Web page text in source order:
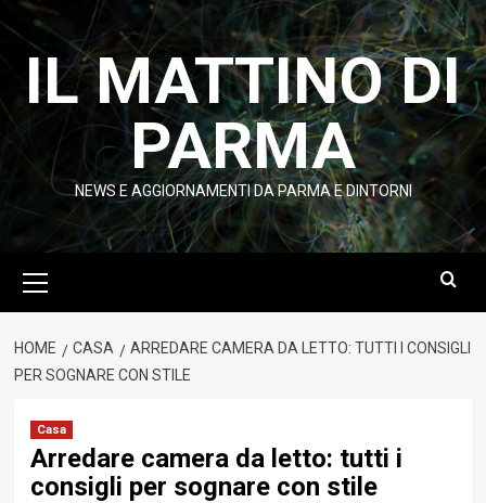
contenuto
IL MATTINO DI
PARMA
NEWS E AGGIORNAMENTI DA PARMA E DINTORNI
principale
HOME CASA
ARREDARE CAMERA DA LETTO: TUTTI I CONSIGLI
PER SOGNARE CON STILE
Casa
Arredare camera da letto: tutti i
consigli per sognare con stile